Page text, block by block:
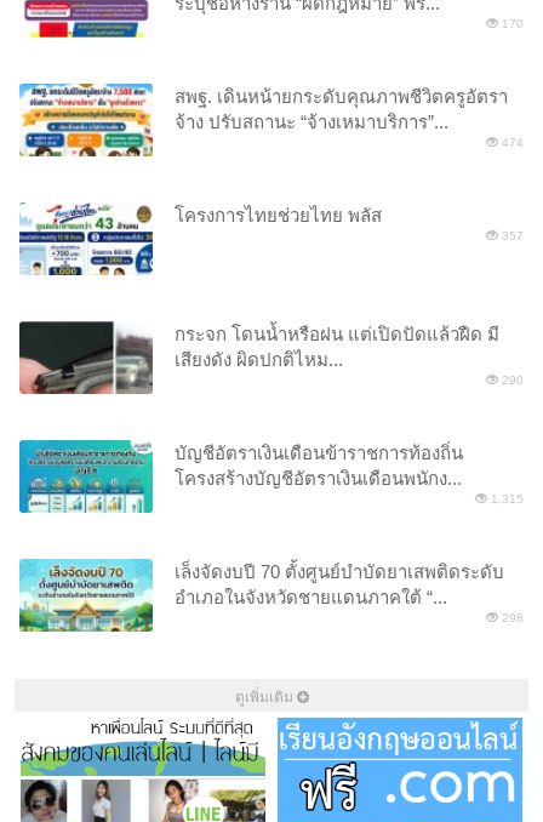
170
สพฐ. เดินหน้ายกระดับคุณภาพชีวิตครูอัตรา
จ้าง ปรับสถานะ “จ้างเหมาบริการ”...
474
โครงการไทยช่วยไทย พลัส
357
กระจก โดนน้ำหรือฝน แต่เปิดปัดแล้วฝืด มี
เสียงดัง ผิดปกติไหม...
290
บัญชีอัตราเงินเดือนข้าราชการท้องถิ่น
โครงสร้างบัญชีอัตราเงินเดือนพนักง...
1,315
เล็งจัดงบปี 70 ตั้งศูนย์บำบัดยาเสพติดระดับ
อำเภอในจังหวัดชายแดนภาคใต้ “...
298
ดูเพิ่มเติม